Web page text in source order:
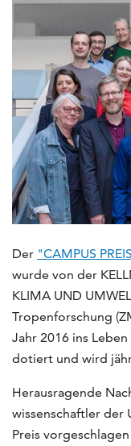
Der "CAMPUS
wurde von der
KLIMA UND
Tropenforschung
Jahr 2016 ins
dotiert und wird
Herausragende
wissenschaftler der
Preis